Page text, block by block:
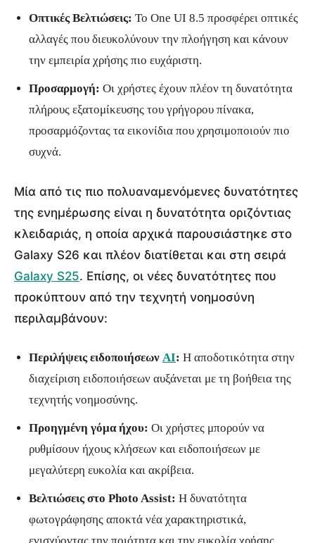
Οπτικές Βελτιώσεις: Το One UI 8.5 προσφέρει οπτικές
αλλαγές που διευκολύνουν την πλοήγηση και κάνουν
την εμπειρία χρήσης πιο ευχάριστη.
Προσαρμογή: Οι χρήστες έχουν πλέον τη δυνατότητα
πλήρους εξατομίκευσης του γρήγορου πίνακα,
προσαρμόζοντας τα εικονίδια που χρησιμοποιούν πιο
συχνά.
Μία από τις πιο πολυαναμενόμενες δυνατότητες
της ενημέρωσης είναι η δυνατότητα οριζόντιας
κλειδαριάς, η οποία αρχικά παρουσιάστηκε στο
Galaxy S26 και πλέον διατίθεται και στη σειρά
Galaxy S25. Επίσης, οι νέες δυνατότητες που
προκύπτουν από την τεχνητή νοημοσύνη
περιλαμβάνουν:
Περιλήψεις ειδοποιήσεων AI: Η αποδοτικότητα στην
διαχείριση ειδοποιήσεων αυξάνεται με τη βοήθεια της
τεχνητής νοημοσύνης.
Προηγμένη γόμα ήχου: Οι χρήστες μπορούν να
ρυθμίσουν ήχους κλήσεων και ειδοποιήσεων με
μεγαλύτερη ευκολία και ακρίβεια.
Βελτιώσεις στο Photo Assist: Η δυνατότητα
φωτογράφησης αποκτά νέα χαρακτηριστικά,